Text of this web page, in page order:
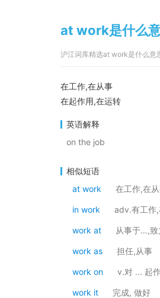
at work是什么
沪江词库精选at work是什么意
在工作,在从事
在起作用,在运转
英语解释
on the job
相似短语
at work
在工作,在
in work adv.有工作,
work at 从事于…,
work as 担任,从事
work on v.对 ... 起
work it 完成, 做好